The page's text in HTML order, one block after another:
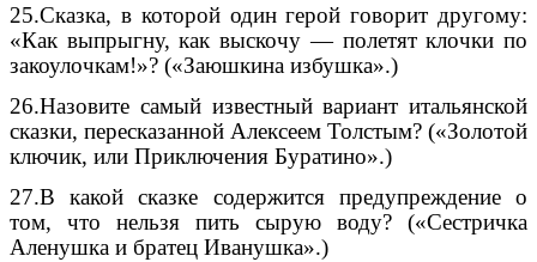
25.Сказка, в которой один герой говорит другому:
«Как выпрыгну, как выскочу — полетят клочки по
закоулочкам!»? («Заюшкина избушка».)
26.Назовите самый известный вариант итальянской
сказки, пересказанной Алексеем Толстым? («Золотой
ключик, или Приключения Буратино».)
27.В какой сказке содержится предупреждение о
том, что нельзя пить сырую воду? («Сестричка
Аленушка и братец Иванушка».)